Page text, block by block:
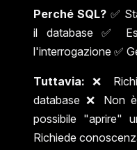
Perché SQL? ✅
il database ✅
l'interrogazione ✅
Tuttavia: ❌
database ❌ Non
possibile "aprire"
Richiede